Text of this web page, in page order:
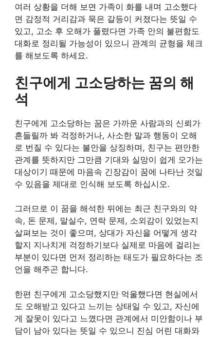
여러 상황을 더해 보면 가족이 화를 내며 고소했다
면 감정적 거리감과 묵은 갈등이 커졌다는 뜻일 수
있고, 고소 후 오해가 풀렸다면 가족 안의 불편함도
대화로 정리될 가능성이 있으니 관계의 균형을 체크
를 해보도록 하세요.
친구에게 고소당하는 꿈의 해
석
친구에게 고소당하는 꿈은 가까운 사람과의 신뢰가
흔들릴까 봐 걱정하거나, 사소한 말과 행동이 오해
로 번질 수 있다는 불안을 상징하며, 친구는 편안한
관계를 뜻하지만 그만큼 기대와 실망이 쉽게 오가는
대상이기 때문에 마음속 긴장감이 꿈에 나타난 것일
수 있음을 제대로 인식해 보도록 하십시오.
그러므로 이 꿈을 해석한 뒤에는 최근 친구와의 약
속, 돈 문제, 말실수, 연락 문제, 소외감이 있었는지
살펴보는 것이 좋으며, 상대가 자신을 어떻게 생각
할지 지나치게 걱정하기보다 실제로 마음에 걸리는
부분이 있다면 먼저 정리하는 태도가 필요하다는 조
언을 해주곤 합니다.
한편 친구에게 고소당했지만 억울했다면 현실에서
도 오해받고 있다고 느끼는 상태일 수 있고, 자신에
게 잘못이 있다고 느꼈다면 관계에서 미안함이나 부
담이 남아 있다는 뜻일 수 있으니 진심 어린 대화와